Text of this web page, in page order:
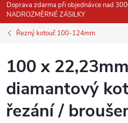
Doprava zdarma při objednávce nad
NADROZMĚRNÉ ZÁSILKY
Řezný kotouč 100-124mm
100 x 22,23mm
diamantový
řezání /